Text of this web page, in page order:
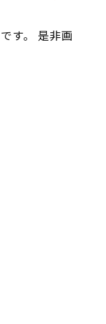
す。 是非画